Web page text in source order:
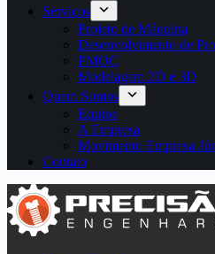
Serviços
Projeto de Máquina
Desenvolvimento de
PMOC
Modelagem 2D e 3D
Quem Somos
Equipe
A Empresa
Movimento Empresa
Contato